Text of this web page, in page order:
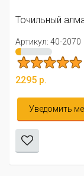
Точильный
Артикул: 40-2070
2295 р.
Уведомить